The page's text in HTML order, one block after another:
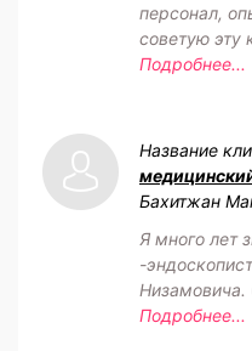
персонал,
советую эту
Подробнее...
Название
Бахитжан
Я много лет
-
Низамовича.
Подробнее...